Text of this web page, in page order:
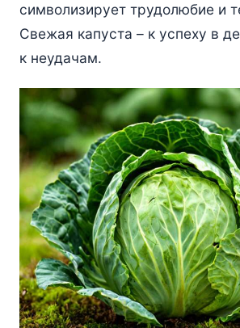
символизирует трудолюбие и
Свежая капуста – к успеху в
к неудачам.